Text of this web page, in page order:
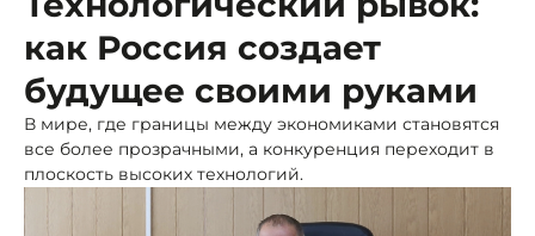
как Россия создает
будущее своими руками
В мире, где границы между экономиками становятся
все более прозрачными, а конкуренция переходит в
плоскость высоких технологий.